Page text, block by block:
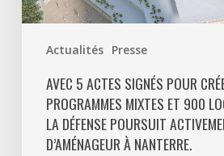
Actualités Presse
logements,
Défense
poursuit
activement
AVEC 5 ACTES SIGNÉS POUR
PROGRAMMES MIXTES ET 900
LA DÉFENSE POURSUIT
D’AMÉNAGEUR À NANTERRE.